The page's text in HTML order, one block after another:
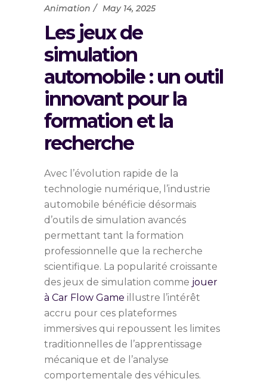
Animation May 14, 2025
Les jeux de
simulation
automobile : un outil
innovant pour la
formation et la
recherche
Avec l’évolution rapide de la
technologie numérique, l’industrie
automobile bénéficie désormais
d’outils de simulation avancés
permettant tant la formation
professionnelle que la recherche
scientifique. La popularité croissante
des jeux de simulation comme jouer
à Car Flow Game illustre l’intérêt
accru pour ces plateformes
immersives qui repoussent les limites
traditionnelles de l’apprentissage
mécanique et de l’analyse
comportementale des véhicules.